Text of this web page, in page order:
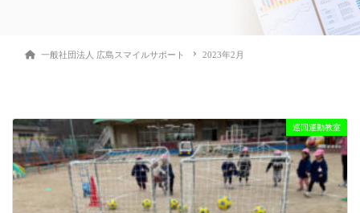
一般社団法人 広島スマイルサポート 2023年2月
巡回運動教室